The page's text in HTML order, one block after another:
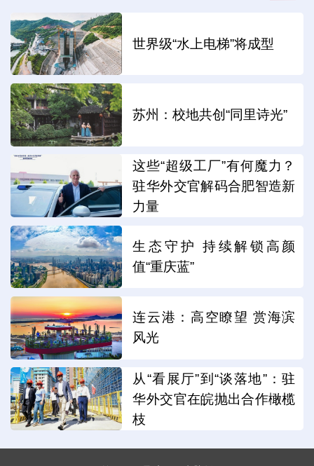
世界级“水上电梯”将成型
苏州：校地共创“同里诗光”
这些“超级工厂”有何魔力？
驻华外交官解码合肥智造新
力量
生态守护 持续解锁高颜
值“重庆蓝”
连云港：高空瞭望 赏海滨
风光
从“看展厅”到“谈落地”：驻
华外交官在皖抛出合作橄榄
枝